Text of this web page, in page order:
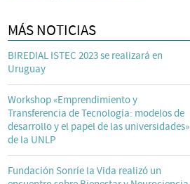
MÁS NOTICIAS
BIREDIAL ISTEC 2023 se realizará en
Uruguay
Workshop «Emprendimiento y
Transferencia de Tecnología: modelos de
desarrollo y el papel de las universidades»
de la UNLP
Fundación Sonríe la Vida realizó un